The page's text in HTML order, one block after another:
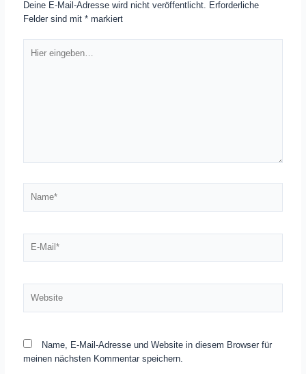
Deine E-Mail-Adresse wird nicht veröffentlicht. Erforderliche
Felder sind mit* markiert
eingeben…
Mail*
Name, E-Mail-Adresse und Website in diesem Browser für
meinen nächsten Kommentar speichern.